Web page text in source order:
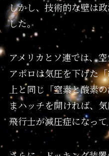
しかし、技術的な壁は
した。
アメリカとソ連では、
アポロは気圧を下げた
上と同じ「窒素と酸素
まハッチを開ければ、
飛行士が減圧症になっ